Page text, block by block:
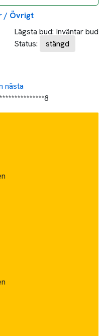
/ Övrigt
Lägsta bud: Inväntar bud
Status:
stängd
nästa